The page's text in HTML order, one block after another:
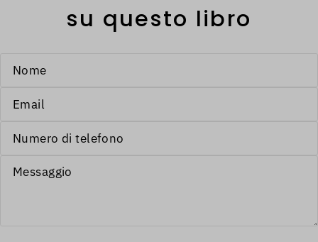
su questo libro